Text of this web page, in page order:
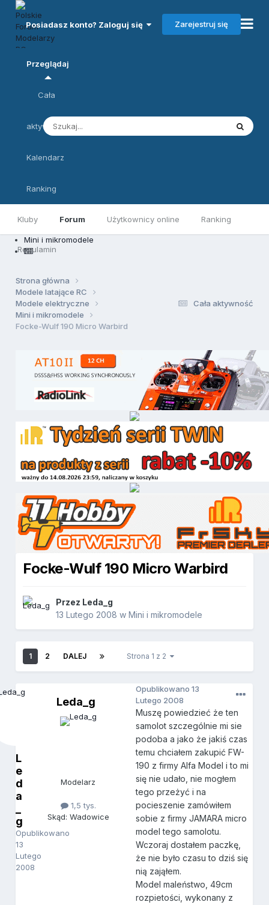
Posiadasz konto? Zaloguj się Zarejestruj się
Przeglądaj
Kluby Forum Użytkownicy online Ranking
Regulamin
Cała
aktywność
Kalendarz
Ranking
Mini i mikromodele
Cała aktywność
Strona główna
Modele latające RC
Modele elektryczne
Mini i mikromodele
Focke-Wulf 190 Micro Warbird
Focke-Wulf 190 Micro Warbird
Przez Leda_g
13 Lutego 2008 wMini i mikromodele
1 2 DALEJ Strona 1 z 2
L
e
d
a
g
Opublikowano
13
Lutego
2008
Leda_g
Modelarz
1,5 tys.
Skąd: Wadowice
Opublikowano13
Lutego 2008
Muszę powiedzieć że ten
samolot szczególnie mi sie
podoba a jako że jakiś czas
temu chciałem zakupić FW-
190 z firmy Alfa Model i to mi
się nie udało, nie mogłem
tego przeżyć i na
pocieszenie zamówiłem
sobie z firmy JAMARA micro
model tego samolotu.
Wczoraj dostałem paczkę,
że nie było czasu to dziś się
nią zająłem.
Model maleństwo, 49cm
rozpietości, wykonany z